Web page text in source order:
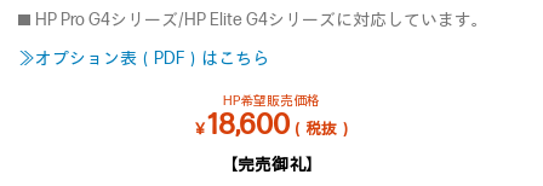
HP Pro G4シリーズ/HP Elite G4シリーズに対応しています。
≫オプション表（PDF）はこちら
HP希望販売価格
￥18,600（税抜）
【完売御礼】